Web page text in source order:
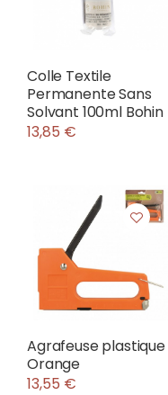
Colle Textile
Permanente Sans
Solvant 100ml Bohin
13,85 €
Agrafeuse plastique
Orange
13,55 €